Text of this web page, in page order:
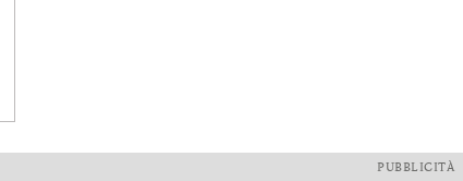
PUBBLICITÀ